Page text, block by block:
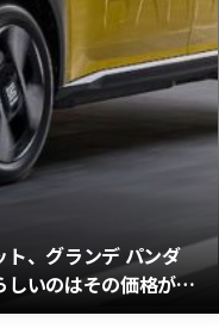
ト、グランデ パンダ
いのはその価格が
！